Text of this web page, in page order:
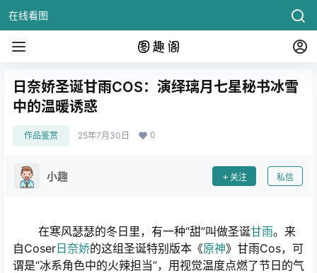
在线看图
日奈娇圣诞甘雨COS：演绎璃月七星秘书冰雪
中的温暖诱惑
作品鉴赏 25年7月30日 0
小趣 关注 私信
在寒风瑟瑟的冬日里，有一种“甜”叫做圣诞甘雨。来
自Coser 日奈娇的这组圣诞特别版本《原神》甘雨Cos，可
谓是“冰系角色中的火辣担当”，用视觉温度点燃了节日的气